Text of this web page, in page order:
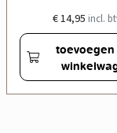
€ 14,95 incl.
toevoegen